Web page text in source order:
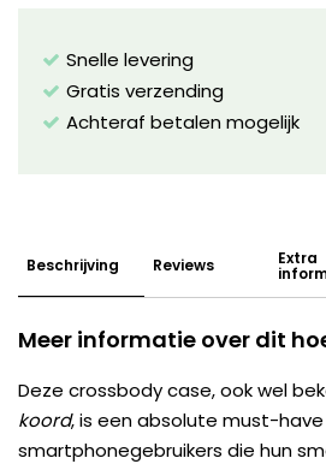
Snelle levering
Gratis verzending
Achteraf betalen mogelijk
Beschrijving Reviews Extra
Meer informatie over dit
Deze crossbody case, ook wel
koord, is een absolute must-
smartphonegebruikers die hun